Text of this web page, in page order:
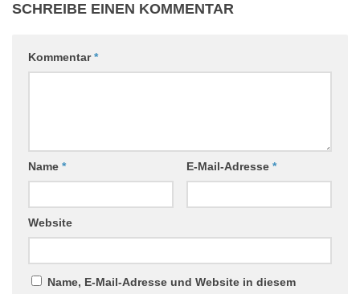
SCHREIBE EINEN KOMMENTAR
Kommentar*
Name * E-Mail-Adresse *
Website
Name, E-Mail-Adresse und Website in diesem